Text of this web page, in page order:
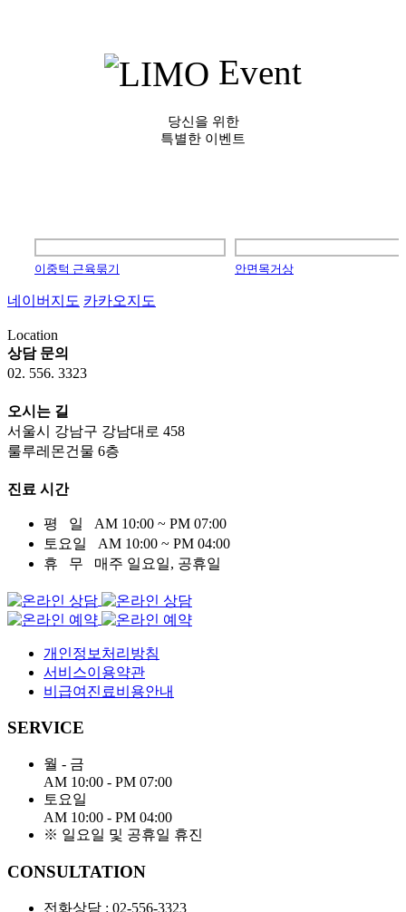
Event
당신을 위한
특별한 이벤트
이중턱 근육묶기 안면목거상
네이버지도 카카오지도
30m
Location
상담 문의
02. 556. 3323
오시는 길
서울시 강남구 강남대로 458
룰루레몬건물 6층
진료 시간
평 일
AM 10:00 ~ PM 07:00
토요일
AM 10:00 ~ PM 04:00
휴 무 매주 일요일, 공휴일
개인정보처리방침
서비스이용약관
비급여진료비용안내
SERVICE
월 - 금
AM 10:00 - PM 07:00
토요일
AM 10:00 - PM 04:00
※ 일요일 및 공휴일 휴진
CONSULTATION
전화상담 : 02-556-3323